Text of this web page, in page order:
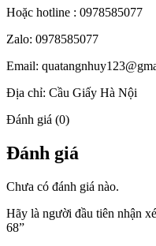
Hoặc hotline : 0978585077
Zalo: 0978585077
Email:
Địa chỉ: Cầu Giấy Hà Nội
Đánh giá (0)
Đánh giá
Chưa có đánh giá nào.
Hãy là người đầu tiên nhận
68”